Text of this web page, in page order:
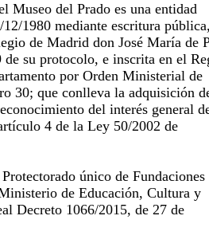
Museo del Prado es una entidad
1980 mediante escritura
de Madrid don José María de
de su protocolo, e inscrita en el
por Orden Ministerial de
30; que conlleva la adquisición
del interés general
4 de la Ley 50/2002 de
único de Fundaciones
de Educación, Cultura y
Decreto 1066/2015, de 27 de